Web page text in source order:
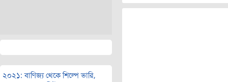
২০২১: বাণিজ্য থেকে শিল্পে ভারি,